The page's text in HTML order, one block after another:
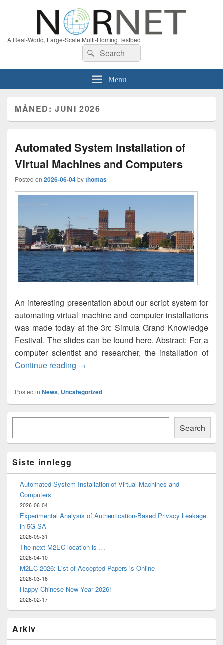
A Real-World, Large-Scale Multi-Homing Testbed
Search
for:
Search
Menu
MÅNED:JUNI 2026
Automated System Installation of
Virtual Machines and Computers
Posted on 2026-06-04bythomas
An interesting presentation about our script system for
automating virtual machine and computer installations
was made today at the 3rd Simula Grand Knowledge
Festival. The slides can be found here. Abstract: For a
computer scientist and researcher, the installation of
Continue reading Automated System Installation of Virtual
→
Posted in News, Uncategorized
Primary
Area
Search
Siste innlegg
Automated System Installation of Virtual Machines and
Computers
2026-06-04
Experimental Analysis of Authentication-Based Privacy Leakage
in 5G SA
2026-05-31
The next M2EC location is …
2026-04-10
M2EC-2026: List of Accepted Papers is Online
2026-03-16
Happy Chinese New Year 2026!
2026-02-17
Arkiv